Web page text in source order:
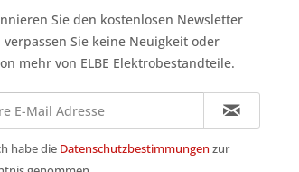
Sie den kostenlosen Newsletter
verpassen Sie keine Neuigkeit oder
mehr von ELBE Elektrobestandteile.
habe die Datenschutzbestimmungen zur